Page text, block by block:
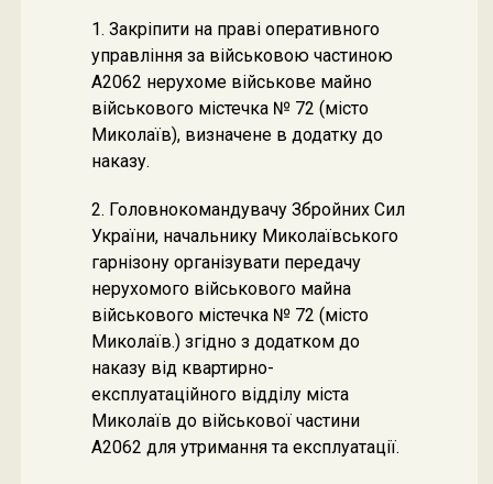
1. Закріпити на праві оперативного
управління за військовою частиною
А2062 нерухоме військове майно
військового містечка № 72 (місто
Миколаїв), визначене в додатку до
наказу.
2. Головнокомандувачу Збройних Сил
України, начальнику Миколаївського
гарнізону організувати передачу
нерухомого військового майна
військового містечка № 72 (місто
Миколаїв.) згідно з додатком до
наказу від квартирно-
експлуатаційного відділу міста
Миколаїв до військової частини
А2062 для утримання та експлуатації.